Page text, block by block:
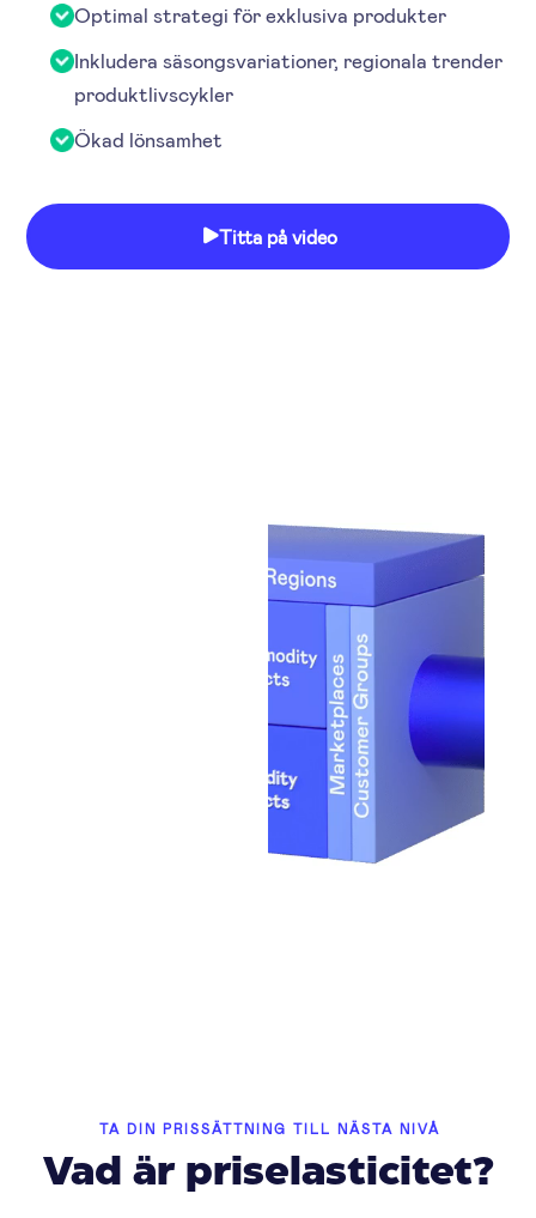
Optimal strategi för exklusiva produkter
Inkludera säsongsvariationer, regionala trender
produktlivscykler
Ökad lönsamhet
Titta på video
TA DIN PRISSÄTTNING TILL NÄSTA NIVÅ
Vad är priselasticitet?